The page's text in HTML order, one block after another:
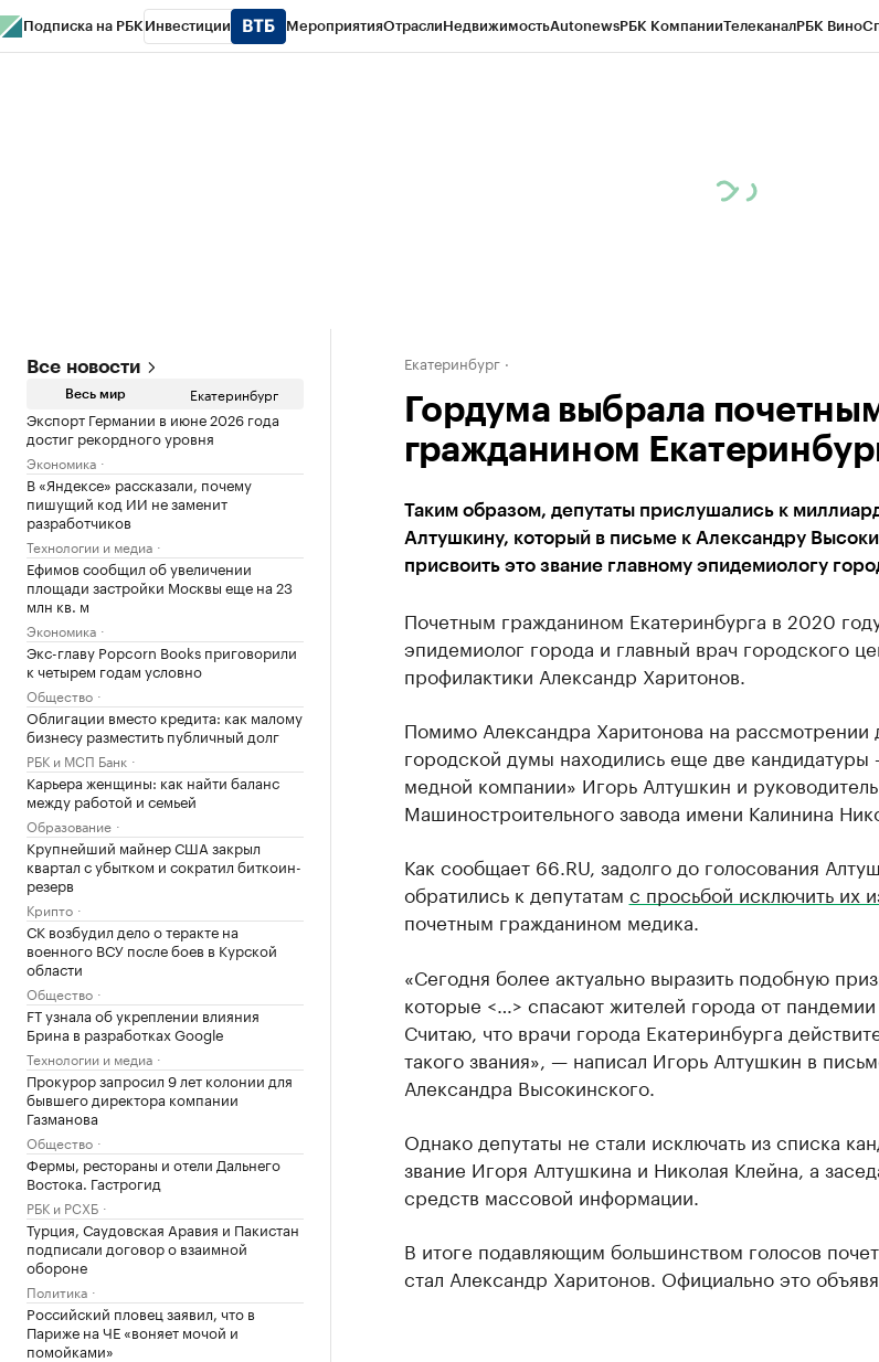
Подписка на РБК Инвестиции МероприятияОтраслиНедвижимостьAutonewsРБК КомпанииТелеканалРБК Вино
Все новости
Весь мир Екатеринбург
Экспорт Германии в июне 2026 года
достиг рекордного уровня
Экономика
В «Яндексе» рассказали, почему
пишущий код ИИ не заменит
разработчиков
Технологии и медиа
Ефимов сообщил об увеличении
площади застройки Москвы еще на 23
млн кв. м
Экономика
Экс-главу Popcorn Books приговорили
к четырем годам условно
Общество
Облигации вместо кредита: как малому
бизнесу разместить публичный долг
РБК и МСП Банк
Карьера женщины: как найти баланс
между работой и семьей
Образование
Крупнейший майнер США закрыл
квартал с убытком и сократил биткоин-
резерв
Крипто
СК возбудил дело о теракте на
военного ВСУ после боев в Курской
области
Общество
FT узнала об укреплении влияния
Брина в разработках Google
Технологии и медиа
Прокурор запросил 9 лет колонии для
бывшего директора компании
Газманова
Общество
Фермы, рестораны и отели Дальнего
Востока. Гастрогид
РБК и РСХБ
Турция, Саудовская Аравия и Пакистан
подписали договор о взаимной
обороне
Политика
Российский пловец заявил, что в
Париже на ЧЕ «воняет мочой и
помойками»
Екатеринбург
Гордума выбрала
гражданином
Таким образом, депутаты прислушались к
Алтушкину, который в письме к Александру
присвоить это звание главному эпидемиологу
Почетным гражданином Екатеринбурга в 2020
эпидемиолог города и главный врач городского
профилактики Александр Харитонов.
Помимо Александра Харитонова на рассмотрении
городской думы находились еще две кандидатуры
медной компании» Игорь Алтушкин и руководитель
Машиностроительного завода имени Калинина
Как сообщает 66.RU, задолго до голосования
обратились к депутатам с просьбой исключить их
почетным гражданином медика.
«Сегодня более актуально выразить подобную
которые <…> спасают жителей города от пандемии
Считаю, что врачи города Екатеринбурга
такого звания», — написал Игорь Алтушкин в
Александра Высокинского.
Однако депутаты не стали исключать из списка
звание Игоря Алтушкина и Николая Клейна, а
средств массовой информации.
В итоге подавляющим большинством голосов
стал Александр Харитонов. Официально это